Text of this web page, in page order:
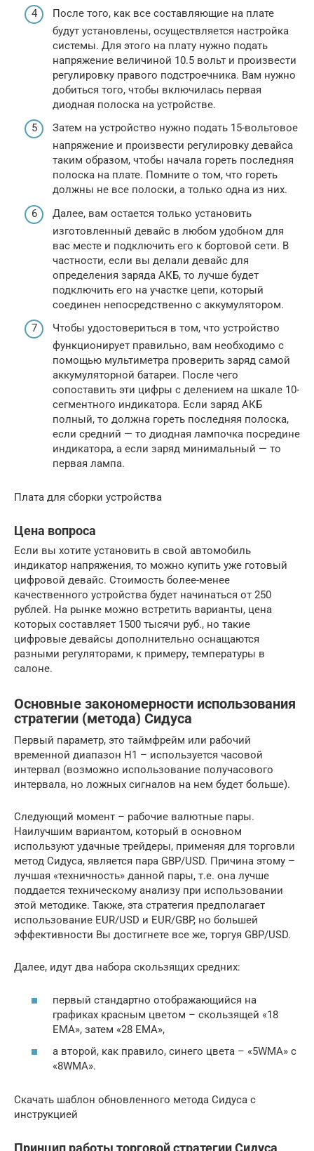
После того, как все составляющие на плате
будут установлены, осуществляется настройка
системы. Для этого на плату нужно подать
напряжение величиной 10.5 вольт и произвести
регулировку правого подстроечника. Вам нужно
добиться того, чтобы включилась первая
диодная полоска на устройстве.
Затем на устройство нужно подать 15-вольтовое
напряжение и произвести регулировку девайса
таким образом, чтобы начала гореть последняя
полоска на плате. Помните о том, что гореть
должны не все полоски, а только одна из них.
Далее, вам остается только установить
изготовленный девайс в любом удобном для
вас месте и подключить его к бортовой сети. В
частности, если вы делали девайс для
определения заряда АКБ, то лучше будет
подключить его на участке цепи, который
соединен непосредственно с аккумулятором.
Чтобы удостовериться в том, что устройство
функционирует правильно, вам необходимо с
помощью мультиметра проверить заряд самой
аккумуляторной батареи. После чего
сопоставить эти цифры с делением на шкале 10-
сегментного индикатора. Если заряд АКБ
полный, то должна гореть последняя полоска,
если средний — то диодная лампочка посредине
индикатора, а если заряд минимальный — то
первая лампа.
Плата для сборки устройства
Цена вопроса
Если вы хотите установить в свой автомобиль
индикатор напряжения, то можно купить уже готовый
цифровой девайс. Стоимость более-менее
качественного устройства будет начинаться от 250
рублей. На рынке можно встретить варианты, цена
которых составляет 1500 тысячи руб., но такие
цифровые девайсы дополнительно оснащаются
разными регуляторами, к примеру, температуры в
салоне.
Основные закономерности использования
стратегии (метода) Сидуса
Первый параметр, это таймфрейм или рабочий
временной диапазон Н1 – используется часовой
интервал (возможно использование получасового
интервала, но ложных сигналов на нем будет больше).
Следующий момент – рабочие валютные пары.
Наилучшим вариантом, который в основном
используют удачные трейдеры, применяя для торговли
метод Сидуса, является пара GBP/USD. Причина этому –
лучшая «техничность» данной пары, т.е. она лучше
поддается техническому анализу при использовании
этой методике. Также, эта стратегия предполагает
использование EUR/USD и EUR/GBP, но большей
эффективности Вы достигнете все же, торгуя GBP/USD.
Далее, идут два набора скользящих средних:
первый стандартно отображающийся на
графиках красным цветом – скользящей «18
ЕМА», затем «28 ЕМА»,
а второй, как правило, синего цвета – «5WMА» с
«8WMA».
Скачать шаблон обновленного метода Сидуса с
инструкцией
Принцип работы торговой стратегии Сидуса